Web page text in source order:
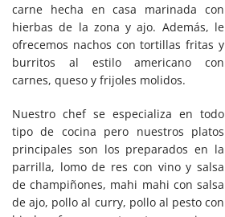
carne hecha en casa marinada con
hierbas de la zona y ajo. Además, le
ofrecemos nachos con tortillas fritas y
burritos al estilo americano con
carnes, queso y frijoles molidos.
Nuestro chef se especializa en todo
tipo de cocina pero nuestros platos
principales son los preparados en la
parrilla, lomo de res con vino y salsa
de champiñones, mahi mahi con salsa
de ajo, pollo al curry, pollo al pesto con